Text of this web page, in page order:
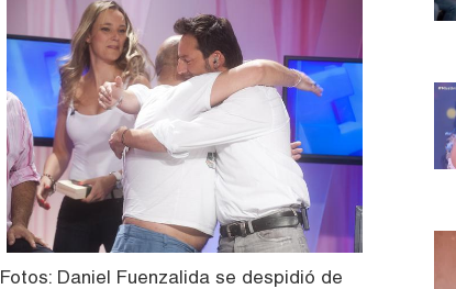
Fotos: Daniel Fuenzalida se despidió de